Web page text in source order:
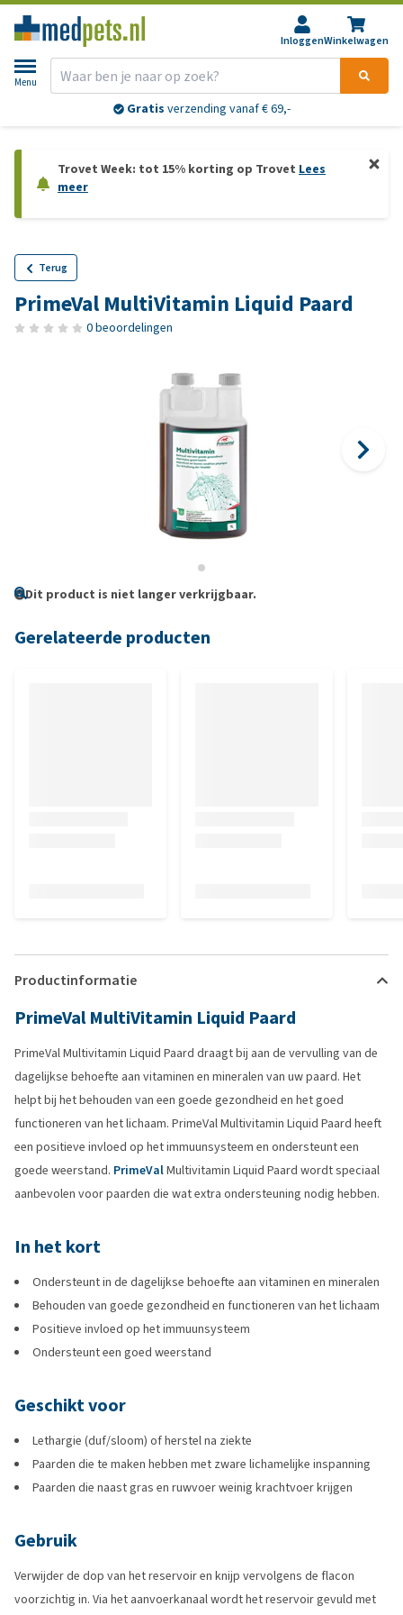
InloggenWinkelwagen
Menu
Gratis verzending vanaf € 69,-
Trovet Week: tot 15% korting op Trovet Lees
meer
Terug
PrimeVal MultiVitamin Liquid Paard
0 beoordelingen
Dit product is niet langer verkrijgbaar.
Gerelateerde producten
Productinformatie
PrimeVal MultiVitamin Liquid Paard
PrimeVal Multivitamin Liquid Paard draagt bij aan de vervulling van de
dagelijkse behoefte aan vitaminen en mineralen van uw paard. Het
helpt bij het behouden van een goede gezondheid en het goed
functioneren van het lichaam. PrimeVal Multivitamin Liquid Paard heeft
een positieve invloed op het immuunsysteem en ondersteunt een
goede weerstand. PrimeValMultivitamin Liquid Paard wordt speciaal
aanbevolen voor paarden die wat extra ondersteuning nodig hebben.
In het kort
Ondersteunt in de dagelijkse behoefte aan vitaminen en mineralen
Behouden van goede gezondheid en functioneren van het lichaam
Positieve invloed op het immuunsysteem
Ondersteunt een goed weerstand
Geschikt voor
Lethargie (duf/sloom) of herstel na ziekte
Paarden die te maken hebben met zware lichamelijke inspanning
Paarden die naast gras en ruwvoer weinig krachtvoer krijgen
Gebruik
Verwijder de dop van het reservoir en knijp vervolgens de flacon
voorzichtig in. Via het aanvoerkanaal wordt het reservoir gevuld met